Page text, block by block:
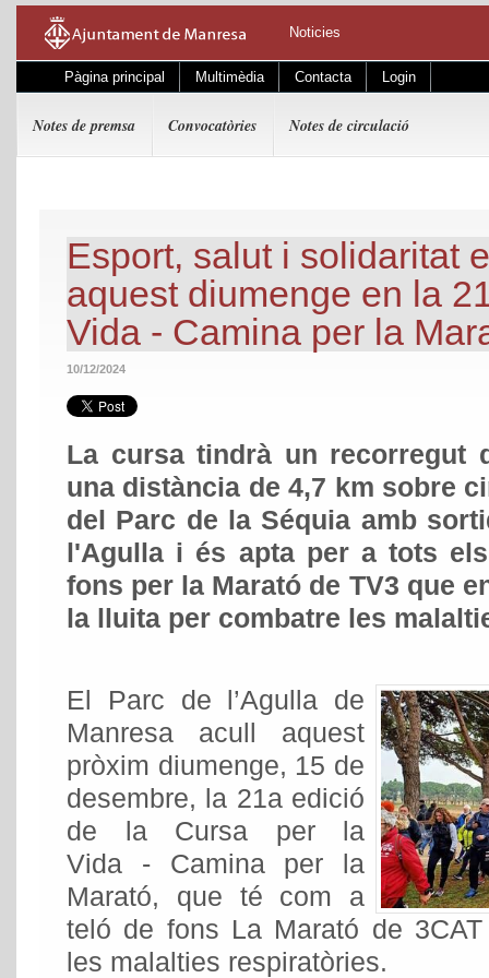
Noticies
Pàgina principal Multimèdia Contacta Login
Notes de premsa Convocatòries Notes de circulació
Esport, salut i solidaritat
aquest diumenge en la
Vida - Camina per la
10/12/2024
La cursa tindrà un recorregut
una distància de 4,7 km sobre
del Parc de la Séquia amb
l'Agulla i és apta per a tots
fons per la Marató de TV3 que
la lluita per combatre les
El Parc de l’Agulla de
Manresa acull aquest
pròxim diumenge, 15 de
desembre, la 21a edició
de la Cursa per la
Vida - Camina per la
Marató, que té com a
teló de fons La Marató de
les malalties respiratòries.